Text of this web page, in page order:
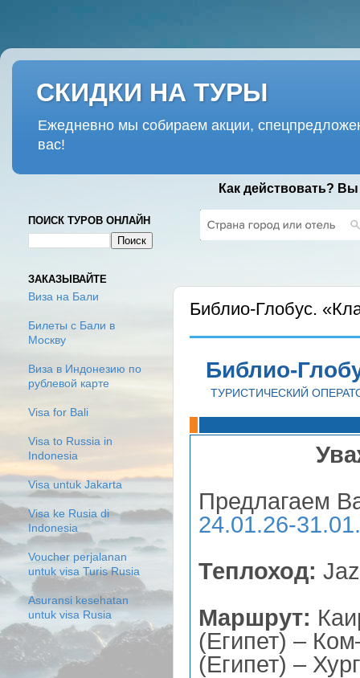
СКИДКИ НА ТУРЫ
Ежедневно мы собираем акции,
вас!
Как действовать?
Библио-Глобус.
Библио-
ТУРИСТИЧЕСКИЙ
Предлагаем
24.01.26-
Теплоход:
Маршрут:
(Египет) –
(Египет) –
ПОИСК ТУРОВ ОНЛАЙН
ЗАКАЗЫВАЙТЕ
Виза на Бали
Билеты с Бали в
Москву
Виза в Индонезию по
рублевой карте
Visa for Bali
Visa to Russia in
Indonesia
Visa untuk Jakarta
Visa ke Rusia di
Indonesia
Voucher perjalanan
untuk visa Turis Rusia
Asuransi kesehatan
untuk visa Rusia